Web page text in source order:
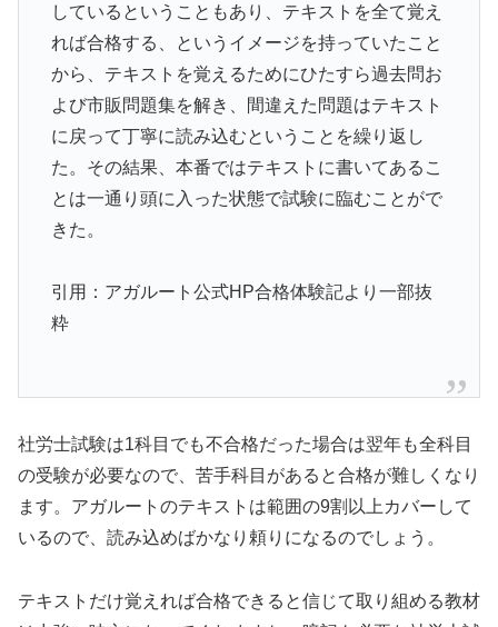
しているということもあり、テキストを全て覚え
れば合格する、というイメージを持っていたこと
から、テキストを覚えるためにひたすら過去問お
よび市販問題集を解き、間違えた問題はテキスト
に戻って丁寧に読み込むということを繰り返し
た。その結果、本番ではテキストに書いてあるこ
とは一通り頭に入った状態で試験に臨むことがで
きた。
引用：アガルート公式HP合格体験記より一部抜
粋
社労士試験は1科目でも不合格だった場合は翌年も全科目
の受験が必要なので、苦手科目があると合格が難しくなり
ます。アガルートのテキストは範囲の9割以上カバーして
いるので、読み込めばかなり頼りになるのでしょう。
テキストだけ覚えれば合格できると信じて取り組める教材